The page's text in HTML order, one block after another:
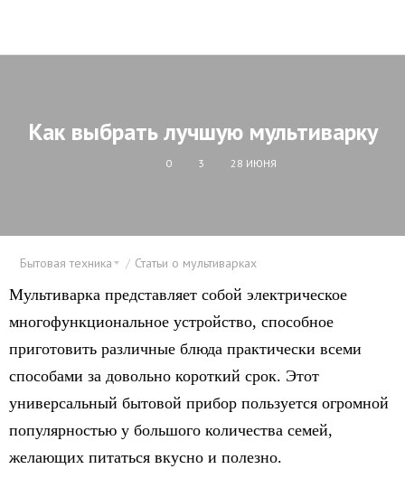
Как выбрать лучшую мультиварку
0 3 28 ИЮНЯ
Бытовая техника Статьи о мультиварках
Мультиварка представляет собой электрическое
многофункциональное устройство, способное
приготовить различные блюда практически всеми
способами за довольно короткий срок. Этот
универсальный бытовой прибор пользуется огромной
популярностью у большого количества семей,
желающих питаться вкусно и полезно.